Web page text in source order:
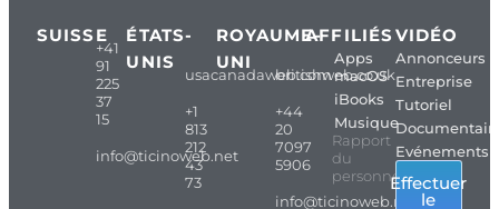
SUISSE
+41
91
225
37
15
info@ticinoweb.net
ÉTATS-
UNIS
usacanadaweb.com
+1
813
212
43
73
ROYAUME-
UNI
britishweb.co.uk
+44
20
7097
5906
info@ticinoweb.net
AFFILIÉS
Apps
macOS
iBooks
Musique
Rapport
du
personnel
VIDÉO
Annonceurs
Entreprise
Tutoriel
Evénements
Effectuer
le